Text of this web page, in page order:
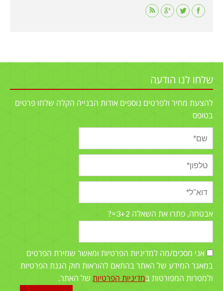
Find us on:
שלחו לנו הודעה
להצעת מחיר ולפרטים נוספים אודות הבנייה הקלה שלחו פרטים
בטופס
אבטחה, פתרו את השאלה 3+2=?
אני מסכים/מה למדיניות הפרטיות ומאשר שמירת הפרטים
במאגר המידע של האתר בהתאם להוראות חוק הגנת הפרטיות
ולמטרות המפורטות במדיניות הפרטיות של האתר.